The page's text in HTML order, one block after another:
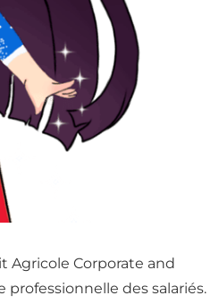
Agricole Corporate and
professionnelle des salariés.